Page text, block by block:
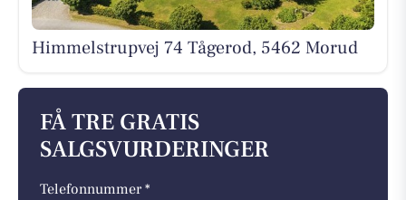
Himmelstrupvej 74 Tågerod, 5462 Morud
FÅ TRE GRATIS
SALGSVURDERINGER
Telefonnummer *